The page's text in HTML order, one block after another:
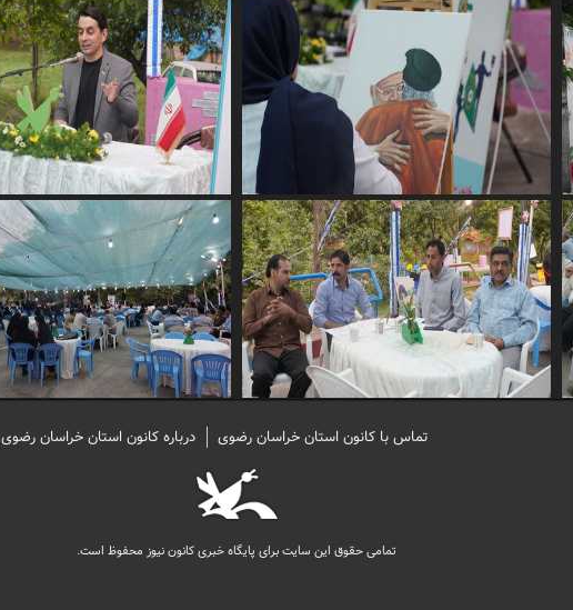
تماس با کانون استان خراسان رضوی درباره کانون استان خراسان رضوی
تمامی حقوق این سایت برای پایگاه خبری کانون نیوز محفوظ است.